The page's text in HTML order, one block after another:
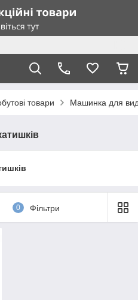
товари Машинка для
0 Фільтри